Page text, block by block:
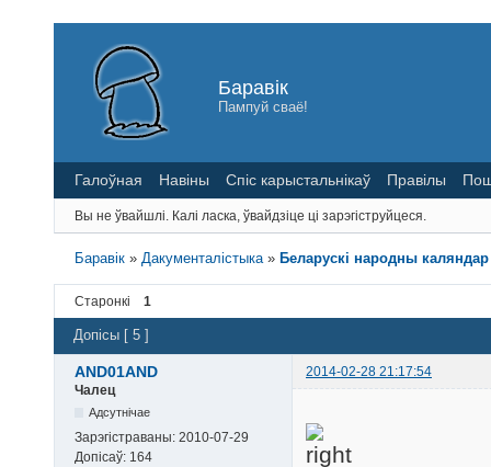
Баравік
Пампуй сваё!
Галоўная Навіны Спіс карыстальнікаў Правілы
Вы не ўвайшлі. Калі ласка, ўвайдзіце ці зарэгіструйцеся.
Баравік » Дакументалістыка » Беларускi народны каляндар
Старонкі 1
Допісы [ 5 ]
AND01AND
2014-02-28 21:17:54
Чалец
Адсутнічае
Зарэгістраваны: 2010-07-29
Допісаў: 164